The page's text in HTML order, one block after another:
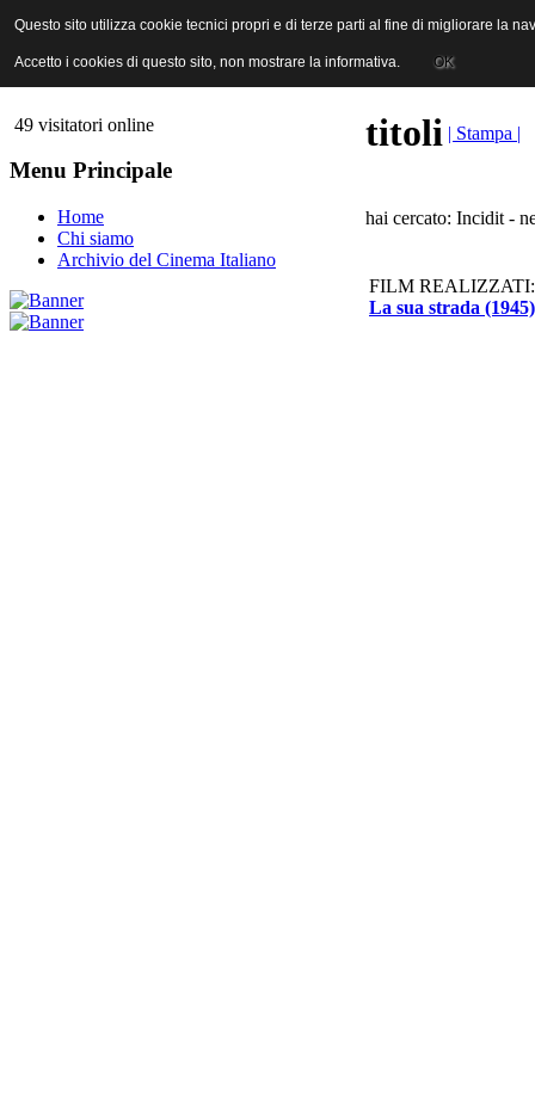
ANICA | Associazione Nazionale Industrie Cinematografiche
49 visitatori online
Menu Principale
Home
Chi siamo
Archivio del Cinema Italiano
titoli | Stampa |
hai cercato: Incidit -
FILM REALIZZATI:
La sua strada (1945)
Questo sito utilizza cookie tecnici propri e di terze parti al fine di migliorare la
Accetto i cookies di questo sito, non mostrare la informativa. OK
Questo sito utilizza cookie tecnici propri e di terze parti al fine di migliorare la
Accetto i cookies di questo sito, non mostrare la informativa. OK